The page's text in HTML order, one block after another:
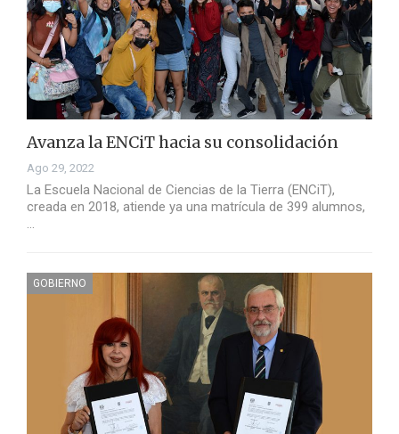
Avanza la ENCiT hacia su consolidación
Ago 29, 2022
La Escuela Nacional de Ciencias de la Tierra (ENCiT),
creada en 2018, atiende ya una matrícula de 399 alumnos,
…
GOBIERNO